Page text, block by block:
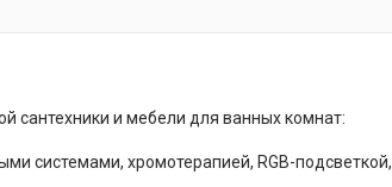
сантехники и мебели для ванных комнат:
системами, хромотерапией, RGB-подсветкой,